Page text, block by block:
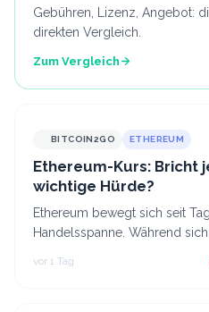
Gebühren, Lizenz, Angebot:
direkten Vergleich.
Zum Vergleich
BITCOIN2GO ETHEREUM
Ethereum-Kurs: Bricht
wichtige Hürde?
Ethereum bewegt sich seit
Handelsspanne. Während
vor 1 Tag